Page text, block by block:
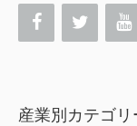
産業別カテゴリ